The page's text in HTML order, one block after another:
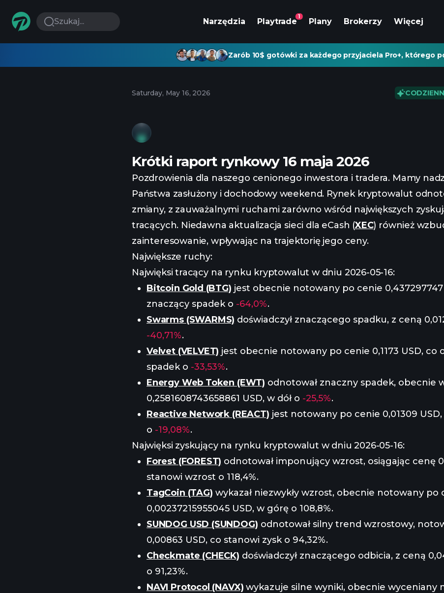
Szukaj... Narzędzia Playtrade
1
Plany Brokerzy Więcej
Zarób 10$ gotówki za każdego przyjaciela Pro+, którego
Saturday, May 16, 2026
Krótki raport rynkowy 16 maja 2026
Pozdrowienia dla naszego cenionego inwestora i tradera. Mamy
Państwa zasłużony i dochodowy weekend. Rynek kryptowalut
zmiany, z zauważalnymi ruchami zarówno wśród największych
tracących. Niedawna aktualizacja sieci dla eCash (XEC) również
zainteresowanie, wpływając na trajektorię jego ceny.
Największe ruchy:
Najwięksi tracący na rynku kryptowalut w dniu 2026-05-16:
Bitcoin Gold (BTG) jest obecnie notowany po cenie 0,437297747
znaczący spadek o -64,0%.
Swarms (SWARMS) doświadczył znaczącego spadku, z ceną
-40,71%.
Velvet (VELVET) jest obecnie notowany po cenie 0,1173 USD, co
spadek o -33,53%.
Energy Web Token (EWT) odnotował znaczny spadek, obecnie
0,2581608743658861 USD, w dół o -25,5%.
Reactive Network (REACT) jest notowany po cenie 0,01309
o -19,08%.
Najwięksi zyskujący na rynku kryptowalut w dniu 2026-05-16:
Forest (FOREST) odnotował imponujący wzrost, osiągając cenę
stanowi wzrost o 118,4%.
TagCoin (TAG) wykazał niezwykły wzrost, obecnie notowany po
0,00237215955045 USD, w górę o 108,8%.
SUNDOG USD (SUNDOG) odnotował silny trend wzrostowy,
0,00863 USD, co stanowi zysk o 94,32%.
Checkmate (CHECK) doświadczył znaczącego odbicia, z ceną
o 91,23%.
NAVI Protocol (NAVX) wykazuje silne wyniki, obecnie wyceniany